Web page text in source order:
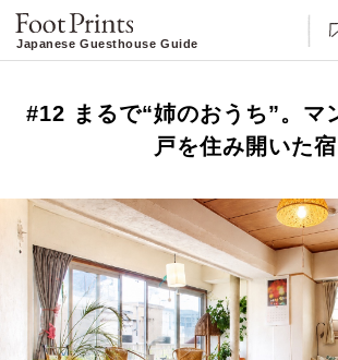
Japanese Guesthouse Guide
#12 まるで“姉のおうち”。マ
戸を住み開いた宿